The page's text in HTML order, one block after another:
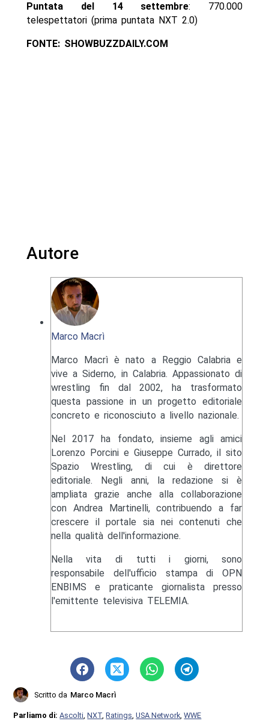
Puntata del 14 settembre: 770.000
telespettatori (prima puntata NXT 2.0)
FONTE: SHOWBUZZDAILY.COM
Autore
Marco Macrì
Marco Macrì è nato a Reggio Calabria e
vive a Siderno, in Calabria. Appassionato di
wrestling fin dal 2002, ha trasformato
questa passione in un progetto editoriale
concreto e riconosciuto a livello nazionale.
Nel 2017 ha fondato, insieme agli amici
Lorenzo Porcini e Giuseppe Currado, il sito
Spazio Wrestling, di cui è direttore
editoriale. Negli anni, la redazione si è
ampliata grazie anche alla collaborazione
con Andrea Martinelli, contribuendo a far
crescere il portale sia nei contenuti che
nella qualità dell'informazione.
Nella vita di tutti i giorni, sono
responsabile dell'ufficio stampa di OPN
ENBIMS e praticante giornalista presso
l'emittente televisiva TELEMIA.
Scritto da Marco Macrì
Parliamo di:Ascolti ,NXT ,Ratings ,USA Network ,WWE